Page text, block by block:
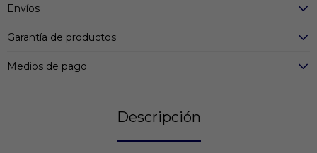
Envíos
Garantía de productos
Medios de pago
Descripción